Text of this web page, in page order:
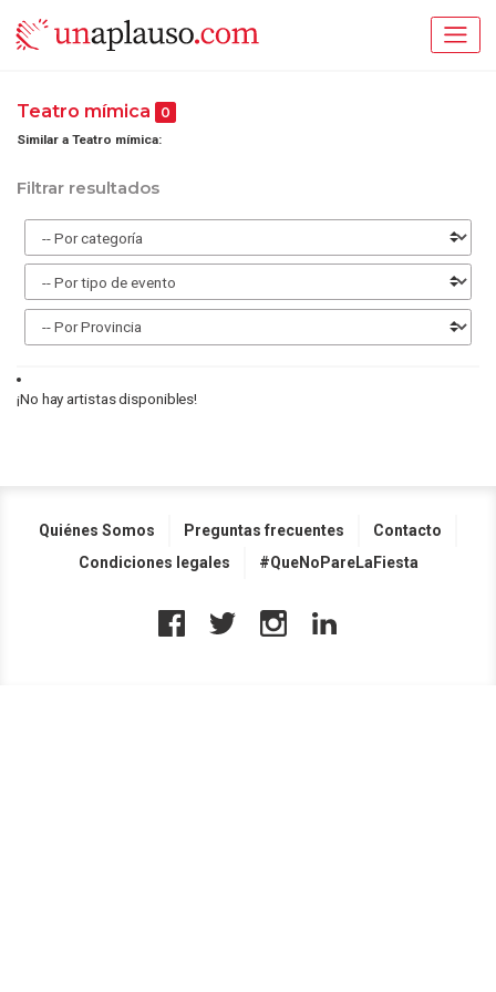
Teatro mímica 0
Similar a Teatro mímica:
Filtrar resultados
¡No hay artistas disponibles!
Quiénes Somos Preguntas frecuentes
Contacto
Condiciones legales
#QueNoPareLaFiesta